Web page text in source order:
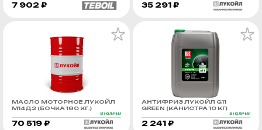
7 902 ₽ 35 291 ₽
МАСЛО МОТОРНОЕ ЛУКОЙЛ
М14Д2 (БОЧКА 180 КГ.)
В наличии
70 519 ₽
АНТИФРИЗ ЛУКОЙЛ G11
GREEN (КАНИСТРА 10 КГ)
В наличии
2 241 ₽